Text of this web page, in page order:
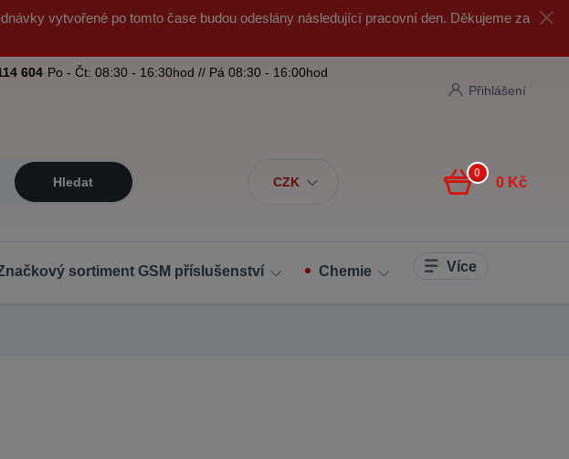
vytvořené po tomto čase budou odeslány následující pracovní den. Děkujeme za
CZK
Přihlášení
Hledat
604 Po - Čt: 08:30 - 16:30hod // Pá 08:30 - 16:00hod
0
0 Kč
sortiment GSM příslušenství Chemie Více